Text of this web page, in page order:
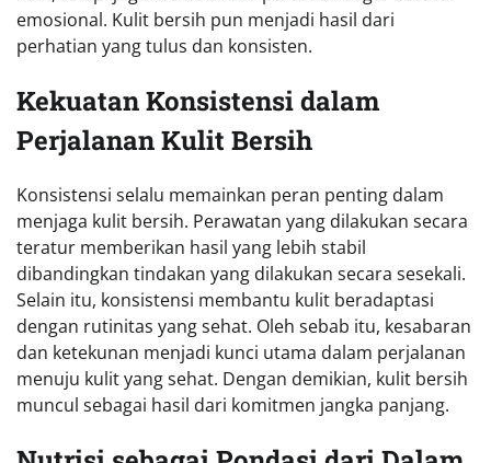
emosional. Kulit bersih pun menjadi hasil dari
perhatian yang tulus dan konsisten.
Kekuatan Konsistensi dalam
Perjalanan Kulit Bersih
Konsistensi selalu memainkan peran penting dalam
menjaga kulit bersih. Perawatan yang dilakukan secara
teratur memberikan hasil yang lebih stabil
dibandingkan tindakan yang dilakukan secara sesekali.
Selain itu, konsistensi membantu kulit beradaptasi
dengan rutinitas yang sehat. Oleh sebab itu, kesabaran
dan ketekunan menjadi kunci utama dalam perjalanan
menuju kulit yang sehat. Dengan demikian, kulit bersih
muncul sebagai hasil dari komitmen jangka panjang.